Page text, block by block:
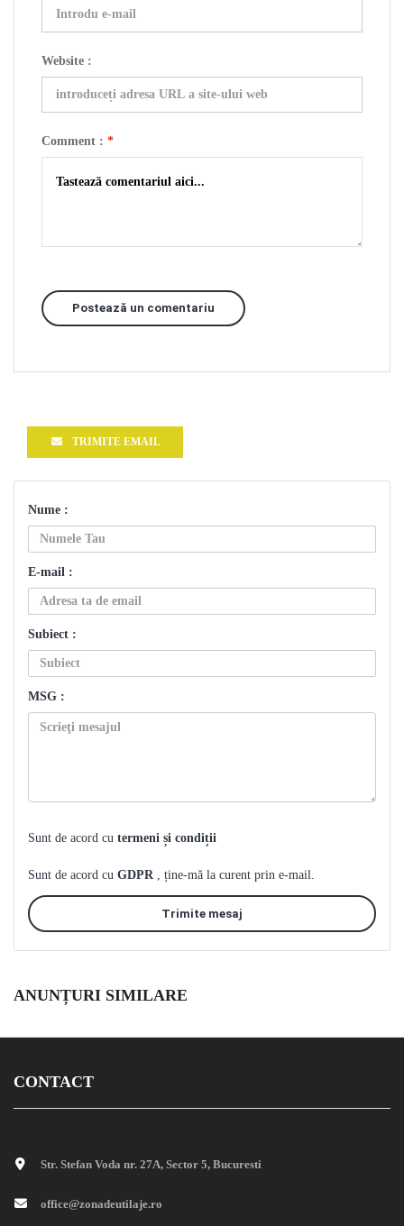
Website :
Comment : *
Postează un comentariu
TRIMITE EMAIL
Nume :
E-mail :
Subiect :
MSG :
Sunt de acord cu termeni și condiții
Sunt de acord cu GDPR , ține-mă la curent prin e-mail.
Trimite mesaj
ANUNȚURI SIMILARE
CONTACT
Str. Stefan Voda nr. 27A, Sector 5, Bucuresti
office@zonadeutilaje.ro